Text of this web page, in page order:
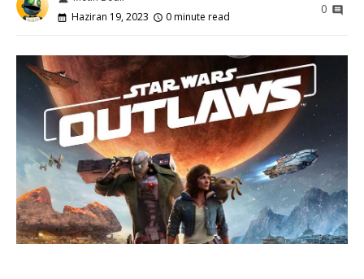
Haziran 19, 2023
0 minute read
0